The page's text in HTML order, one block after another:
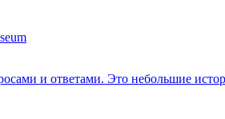
и ответами. Это небольшие